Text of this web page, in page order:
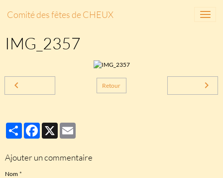
Comité des fêtes de CHEUX
IMG_2357
Retour
PartagerFacebook
X
Ajouter un commentaire
Nom